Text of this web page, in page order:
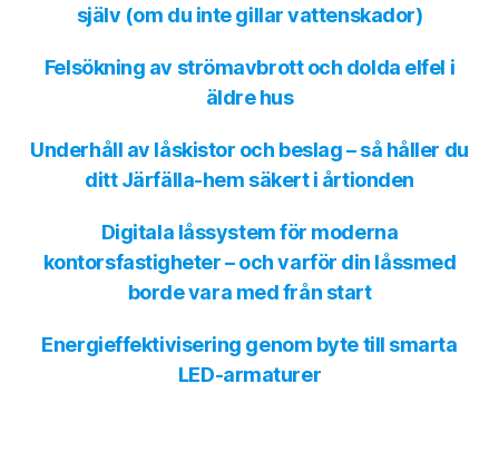
själv (om du inte gillar vattenskador)
Felsökning av strömavbrott och dolda elfel i
äldre hus
Underhåll av låskistor och beslag – så håller du
ditt Järfälla-hem säkert i årtionden
Digitala låssystem för moderna
kontorsfastigheter – och varför din låssmed
borde vara med från start
Energieffektivisering genom byte till smarta
LED-armaturer